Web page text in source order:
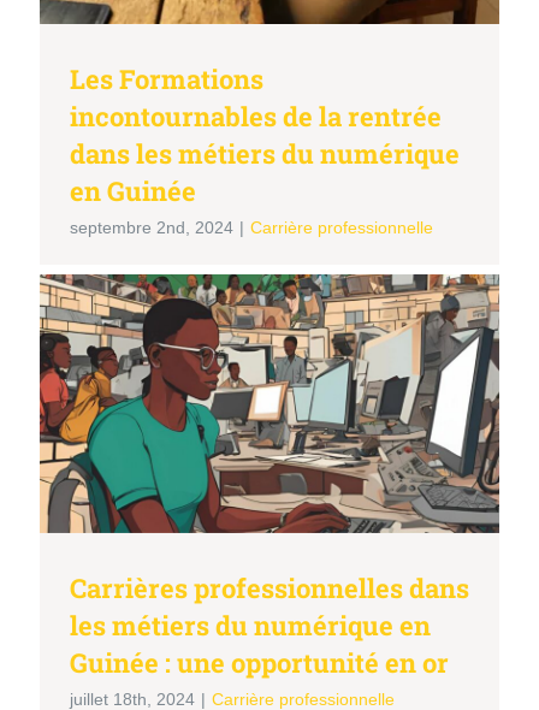
Les Formations
incontournables de la rentrée
dans les métiers du numérique
en Guinée
septembre 2nd, 2024 | Carrière professionnelle
Carrières professionnelles dans
les métiers du numérique en
Guinée : une opportunité en or
juillet 18th, 2024 | Carrière professionnelle